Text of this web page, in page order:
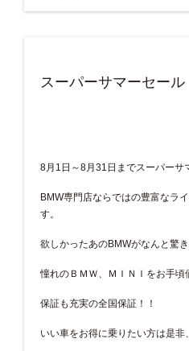
スーパーサマーセール
8月1日～8月31日までスーパーサ
BMW専門店ならではの豊富なラ
す。
欲しかったあのBMWがなんと驚
憧れのＢＭＷ、ＭＩＮＩをお手頃
保証も充実の全国保証！！
いい車をお得に乗りたい方は是非